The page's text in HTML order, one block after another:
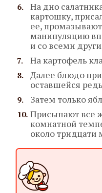
На дно
картошку,
ее,
манипуляцию
и со всеми
На картофель
Далее блюдо
оставшейся
Затем только
Присыпают все
комнатной
около тридцати